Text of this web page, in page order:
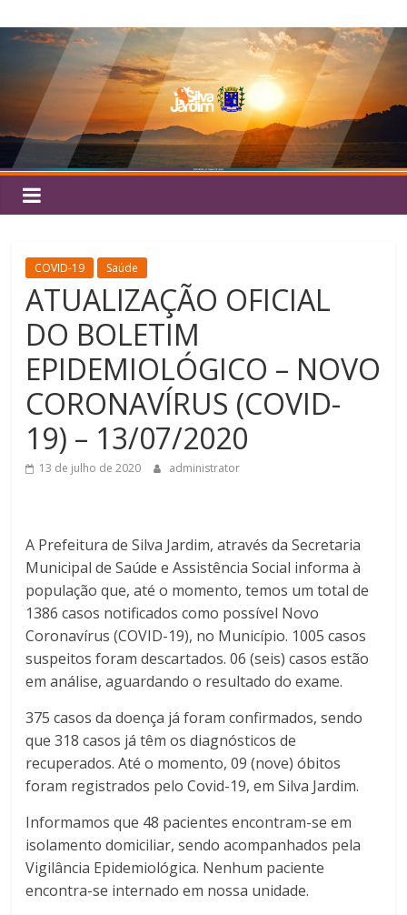
para
conteúdo
Silva
Jardim
COVID-19 Saúde
ATUALIZAÇÃO OFICIAL
DO BOLETIM
EPIDEMIOLÓGICO – NOVO
CORONAVÍRUS (COVID-
19) – 13/07/2020
13 de julho de 2020 administrator
A Prefeitura de Silva Jardim, através da Secretaria
Municipal de Saúde e Assistência Social informa à
população que, até o momento, temos um total de
1386 casos notificados como possível Novo
Coronavírus (COVID-19), no Município. 1005 casos
suspeitos foram descartados. 06 (seis) casos estão
em análise, aguardando o resultado do exame.
375 casos da doença já foram confirmados, sendo
que 318 casos já têm os diagnósticos de
recuperados. Até o momento, 09 (nove) óbitos
foram registrados pelo Covid-19, em Silva Jardim.
Informamos que 48 pacientes encontram-se em
isolamento domiciliar, sendo acompanhados pela
Vigilância Epidemiológica. Nenhum paciente
encontra-se internado em nossa unidade.